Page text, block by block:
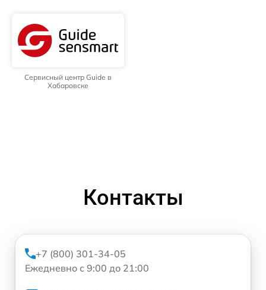
Сервисный центр Guide в
Хабаровске
Контакты
+7 (800) 301-34-05
Ежедневно с 9:00 до 21:00